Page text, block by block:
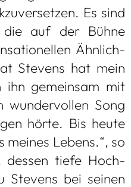
Es sind
die auf der Bühne
Ähn­lich­
Ste­vens hat mein
ihn gemein­sam mit
wun­der­vol­len Song
hörte. Bis heute
mei­nes Lebens.“, so
des­sen tiefe Hoch­
Ste­vens bei sei­nen